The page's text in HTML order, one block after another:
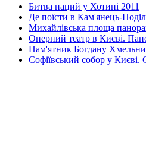
Битва наций у Хотині 2011
Де поїсти в Кам'янець-
Михайлівська площа
Оперний театр в Києві.
Пам'ятник Богдану
Софіївський собор у